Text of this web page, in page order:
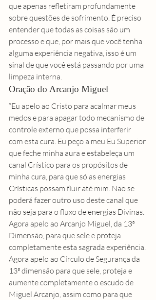
que apenas refletiram profundamente
sobre questões de sofrimento. É preciso
entender que todas as coisas são um
processo e que, por mais que você tenha
alguma experiência negativa, isso é um
sinal de que você está passando por uma
limpeza interna.
Oração do Arcanjo Miguel
“Eu apelo ao Cristo para acalmar meus
medos e para apagar todo mecanismo de
controle externo que possa interferir
com esta cura. Eu peço a meu Eu Superior
que feche minha aura e estabeleça um
canal Crístico para os propósitos de
minha cura, para que só as energias
Crísticas possam fluir até mim. Não se
poderá fazer outro uso deste canal que
não seja para o fluxo de energias Divinas.
Agora apelo ao Arcanjo Miguel, da 13ª
Dimensão, para que sele e proteja
completamente esta sagrada experiência.
Agora apelo ao Círculo de Segurança da
13ª dimensão para que sele, proteja e
aumente completamente o escudo de
Miguel Arcanjo, assim como para que